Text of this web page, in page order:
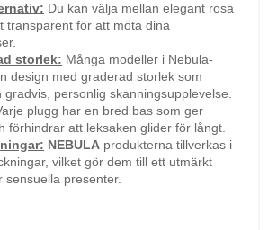
Du kan välja mellan elegant rosa
transparent för att möta dina
storlek: Många modeller i Nebula-
design med graderad storlek som
gradvis, personlig skanningsupplevelse.
plugg har en bred bas som ger
förhindrar att leksaken glider för långt.
NEBULA produkterna tillverkas i
vilket gör dem till ett utmärkt
sensuella presenter.